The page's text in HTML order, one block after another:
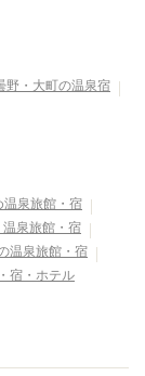
野・大町の温泉宿
温泉旅館・宿
泉旅館・宿
温泉旅館・宿
宿・ホテル